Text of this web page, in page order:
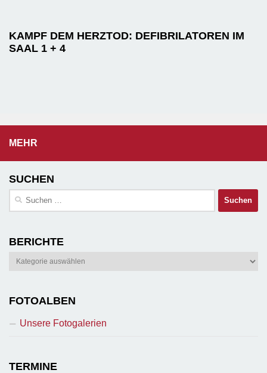
KAMPF DEM HERZTOD: DEFIBRILATOREN IM
SAAL 1 + 4
MEHR
SUCHEN
Suchen
BERICHTE
Berichte
FOTOALBEN
Unsere Fotogalerien
TERMINE